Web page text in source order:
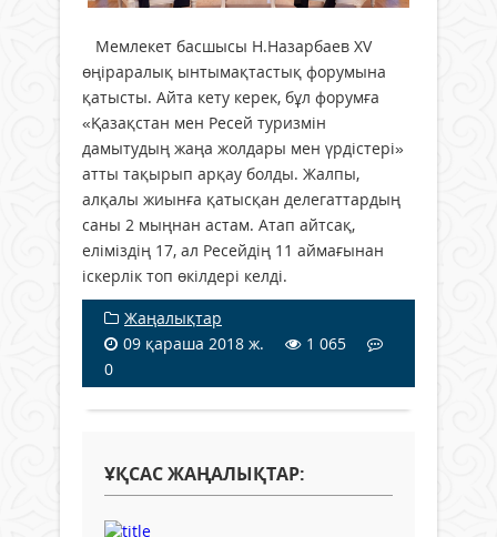
Мемлекет басшысы Н.Назарбаев XV
өңіраралық ынтымақтастық форумына
қатысты. Айта кету керек, бұл форумға
«Қазақстан мен Ресей туризмін
дамытудың жаңа жолдары мен үрдістері»
атты тақырып арқау болды. Жалпы,
алқалы жиынға қатысқан делегаттардың
саны 2 мыңнан астам. Атап айтсақ,
еліміздің 17, ал Ресейдің 11 аймағынан
іскерлік топ өкілдері келді.
Жаңалықтар
09 қараша 2018 ж.
1 065
0
ҰҚСАС ЖАҢАЛЫҚТАР: